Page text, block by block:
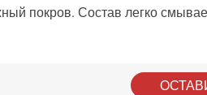
покров. Состав легко